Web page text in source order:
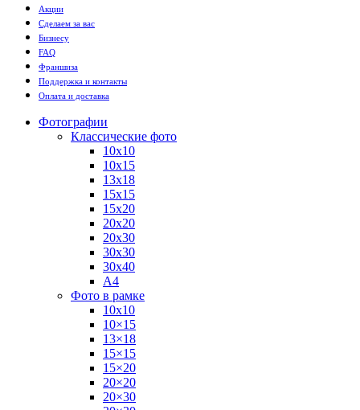
Акции
Сделаем за вас
Бизнесу
FAQ
Франшиза
Поддержка и контакты
Оплата и доставка
Фотографии
Классические фото
10х10
10х15
13х18
15х15
15х20
20х20
20х30
30х30
30х40
А4
Фото в рамке
10х10
10×15
13×18
15×15
15×20
20×20
20×30